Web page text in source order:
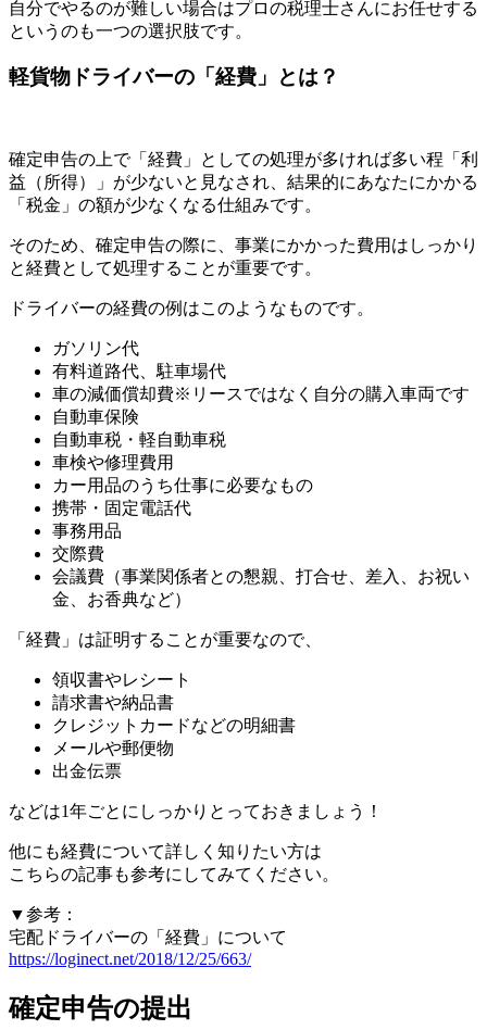
自分でやるのが難しい場合はプロの税理士さんにお任せする
というのも一つの選択肢です。
軽貨物ドライバーの「経費」とは？
確定申告の上で「経費」としての処理が多ければ多い程「利
益（所得）」が少ないと見なされ、結果的にあなたにかかる
「税金」の額が少なくなる仕組みです。
そのため、確定申告の際に、事業にかかった費用はしっかり
と経費として処理することが重要です。
ドライバーの経費の例はこのようなものです。
ガソリン代
有料道路代、駐車場代
車の減価償却費※リースではなく自分の購入車両です
自動車保険
自動車税・軽自動車税
車検や修理費用
カー用品のうち仕事に必要なもの
携帯・固定電話代
事務用品
交際費
会議費（事業関係者との懇親、打合せ、差入、お祝い
金、お香典など）
「経費」は証明することが重要なので、
領収書やレシート
請求書や納品書
クレジットカードなどの明細書
メールや郵便物
出金伝票
などは1年ごとにしっかりとっておきましょう！
他にも経費について詳しく知りたい方は
こちらの記事も参考にしてみてください。
▼参考：
宅配ドライバーの「経費」について
https://loginect.net/2018/12/25/663/
確定申告の提出